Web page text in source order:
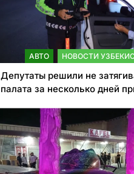
АВТО НОВОСТИ
Депутаты решили не
палата за несколько дней
нарушителей ПДД